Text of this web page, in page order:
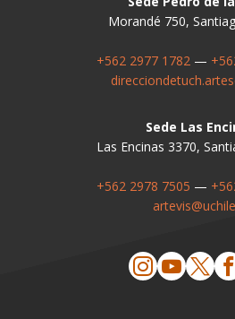
Morandé 750,
+562 2977 1782—
Sede Las
Las Encinas 3370,
+562 2978 7505 —